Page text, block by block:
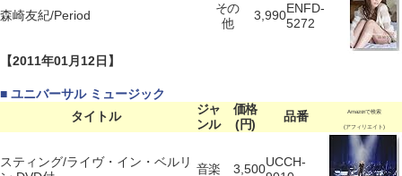
森崎友紀/Period
その
他
3,990ENFD-
5272
【2011年01月12日】
■ ユニバーサル ミュージック
タイトル
ジャ
ンル
価格
(円)
品番 Amazonで検索
(アフィリエイト)
スティング/ライヴ・イン・ベルリ 音楽 3,500UCCH-